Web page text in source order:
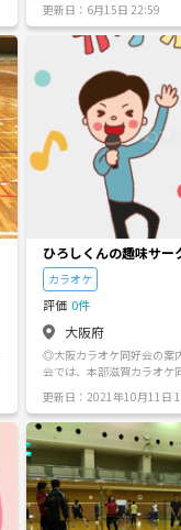
くらいです。温泉やスパに
こともあり、安くて美味し
るお店も見つけたりできる
歓迎です！ 少人数で活動してるので日程もチャットな
どで全員で話し合って決め
ばかりなのでサークルみ
囲気だと思います！ サウナや温泉はそこまで詳しくな
いって方でもメンバーのほ
なった人たちなので、気の
どの参加理由でも全然問題
以外にも多趣味なメンバ
になることがあれば何でも
ある方気軽にご連絡ください。 ※現在多くの方
頂いており、男女ともに同
いております。 ・宗教、ネットワークビジネス等の勧
誘行為は、固くお断りして
です。マナーを守って常識
・無理はせず、こまめな水分補
い月1～2回のペースです! -
の湯 ・スパスミノエ ・京橋
・大東洋 ・新大阪ひなた
シャン ・なにわの湯 ・な
・太平の湯 ・あるごの湯 ・
ベルサイドスパ ・辰巳温泉
イヤル ・ヘルシー温泉タ
・から風呂 ・下呂温泉 ・
更新日：6月15日 22:59
ひろしくんの趣味サー
会カラオケ
評価 0件
大阪府
◎大阪カラオケ同好会の案
会では、本部滋賀カラオケ
に活動する大阪社会人カラ
ラオケ同好会では、新規部
す。大阪在住の方、カラオ
が欲しい方、未婚、既婚
歌上手い、下手とか関係な
イワイ楽しく盛り上がり
費なし。参加実費のみOK
絡下さいね。
更新日：2021年10月11日